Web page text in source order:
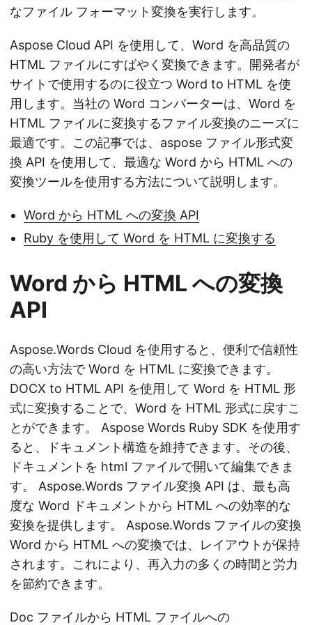
なファイル フォーマット変換を実行します。
Aspose Cloud API を使用して、Word を高品質の
HTML ファイルにすばやく変換できます。開発者が
サイトで使用するのに役立つ Word to HTML を使
用します。当社の Word コンバーターは、Word を
HTML ファイルに変換するファイル変換のニーズに
最適です。この記事では、aspose ファイル形式変
換 API を使用して、最適な Word から HTML への
変換ツールを使用する方法について説明します。
Word から HTML への変換 API
Ruby を使用して Word を HTML に変換する
Word から HTML への変換
API
Aspose.Words Cloud を使用すると、便利で信頼性
の高い方法で Word を HTML に変換できます。
DOCX to HTML API を使用して Word を HTML 形
式に変換することで、Word を HTML 形式に戻すこ
とができます。 Aspose Words Ruby SDK を使用す
ると、ドキュメント構造を維持できます。その後、
ドキュメントを html ファイルで開いて編集できま
す。 Aspose.Words ファイル変換 API は、最も高
度な Word ドキュメントから HTML への効率的な
変換を提供します。 Aspose.Words ファイルの変換
Word から HTML への変換では、レイアウトが保持
されます。これにより、再入力の多くの時間と労力
を節約できます。
Doc ファイルから HTML ファイルへの